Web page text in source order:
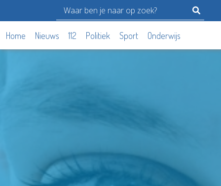
Home Nieuws 112 Politiek Sport Onderwijs